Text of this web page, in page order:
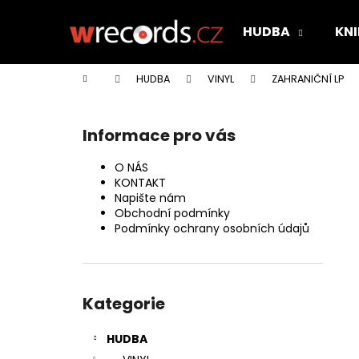
HUDBA
Domů HUDBA VINYL ZAHRANIČNÍ LP
Informace pro vás
O NÁS
KONTAKT
Napište nám
Obchodní podmínky
Podmínky ochrany osobních údajů
kategorie
Kategorie
HUDBA
í
Zpět
do
Zpět
do